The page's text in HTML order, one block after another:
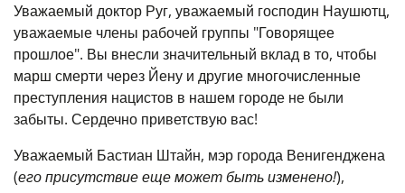
Уважаемый доктор Руг, уважаемый господин Наушютц,
уважаемые члены рабочей группы "Говорящее
прошлое". Вы внесли значительный вклад в то, чтобы
марш смерти через Йену и другие многочисленные
преступления нацистов в нашем городе не были
забыты. Сердечно приветствую вас!
Уважаемый Бастиан Штайн, мэр города Венигенджена
(его присутствие еще может быть изменено!),